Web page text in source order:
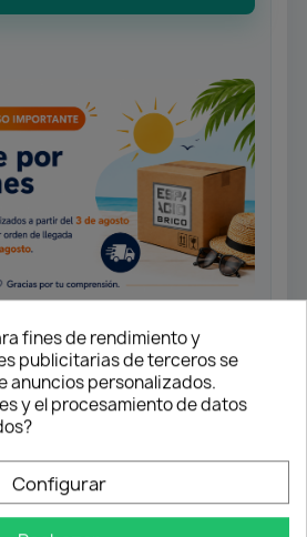
fregadero caño
35 mm.
fines de rendimiento y
publicitarias de terceros se
anuncios personalizados.
y el procesamiento de datos
Configurar